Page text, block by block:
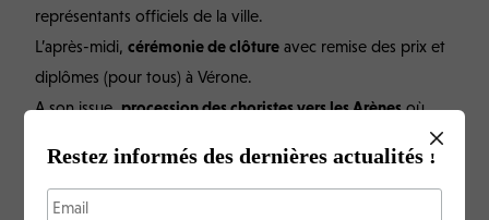
Restez informés des dernières actualités !
représentants officiels de la ville.
L’après-midi,cérémonie de clôture avec remise des prix et
diplômes (pour tous) à Vérone.
A son issue,procession des choristes vers les Arènesoù
Pensiero de G. Verdi, « Ode à la Joie L. van Beethoven et
« Amazing Grace » de J. Newton.